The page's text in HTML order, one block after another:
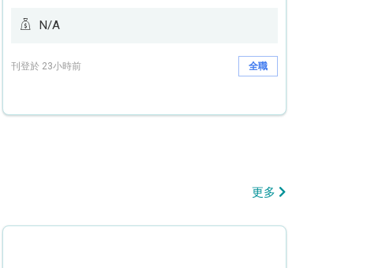
N/A
刊登於 23小時前 全職
更多